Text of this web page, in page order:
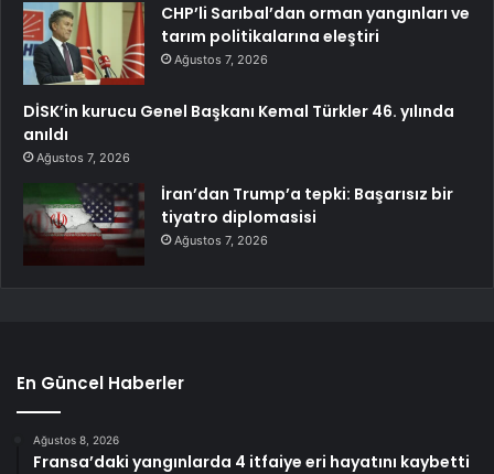
CHP’li Sarıbal’dan orman yangınları ve
tarım politikalarına eleştiri
Ağustos 7, 2026
DİSK’in kurucu Genel Başkanı Kemal Türkler 46. yılında
anıldı
Ağustos 7, 2026
İran’dan Trump’a tepki: Başarısız bir
tiyatro diplomasisi
Ağustos 7, 2026
En Güncel Haberler
Ağustos 8, 2026
Fransa’daki yangınlarda 4 itfaiye eri hayatını kaybetti